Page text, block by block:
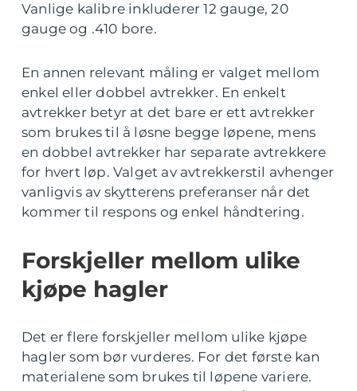
Vanlige kalibre inkluderer 12 gauge, 20
gauge og .410 bore.
En annen relevant måling er valget mellom
enkel eller dobbel avtrekker. En enkelt
avtrekker betyr at det bare er ett avtrekker
som brukes til å løsne begge løpene, mens
en dobbel avtrekker har separate avtrekkere
for hvert løp. Valget av avtrekkerstil avhenger
vanligvis av skytterens preferanser når det
kommer til respons og enkel håndtering.
Forskjeller mellom ulike
kjøpe hagler
Det er flere forskjeller mellom ulike kjøpe
hagler som bør vurderes. For det første kan
materialene som brukes til løpene variere.